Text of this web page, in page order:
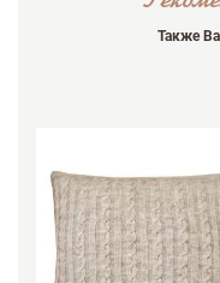
Также